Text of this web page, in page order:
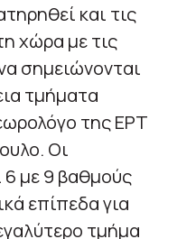
και τις
χώρα με τις
σημειώνονται
τμήματα
της ΕΡΤ
Οι
6 με 9 βαθμούς
επίπεδα για
τμήμα